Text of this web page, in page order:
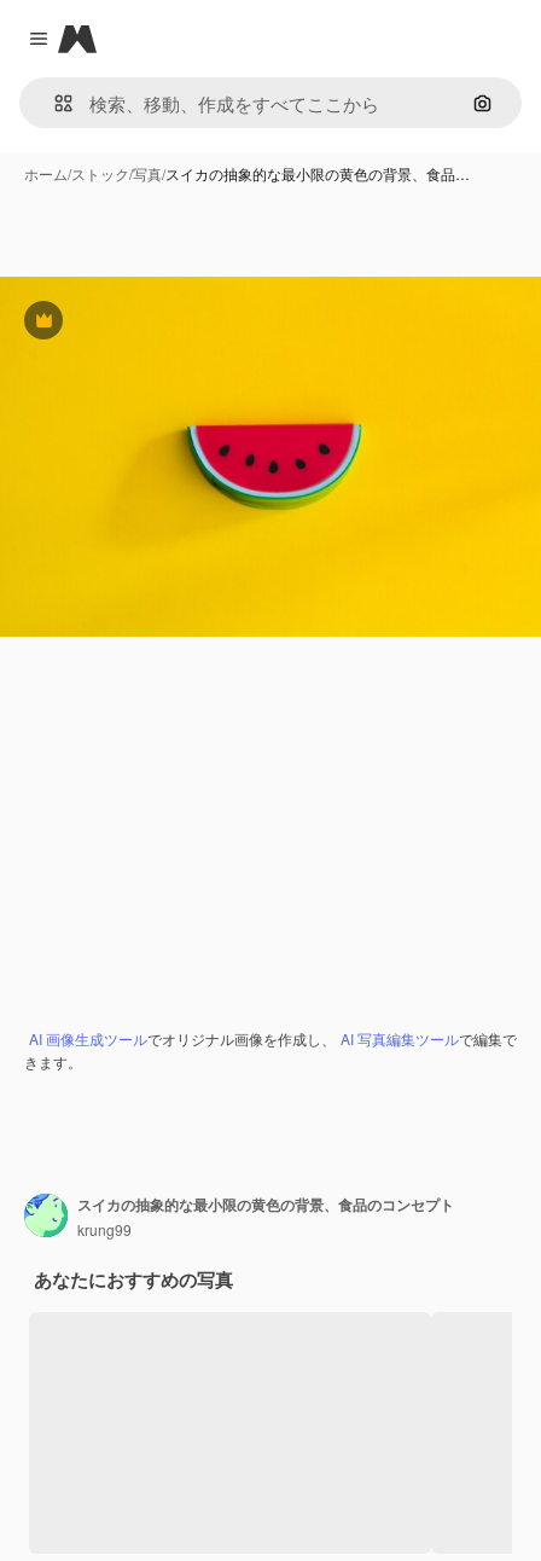
Close menu
Magnific
画像で
ホーム/ストック/写真/スイカの抽象的な最小限の黄色の背景、食品…
Premium
AI 画像生成ツールでオリジナル画像を作成し、 AI 写真編集ツールで編集で
きます。
スイカの抽象的な最小限の黄色の背景、食品のコンセプト
krung99
あなたにおすすめの写真